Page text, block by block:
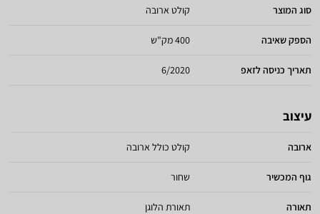
סוג המוצר קולט ארובה
הספק שאיבה 400 מק"ש
תאריך כניסה לזאפ 6/2020
עיצוב
ארובה קולט כולל ארובה
גוף המכשיר שחור
תאורה תאורת הלוגן